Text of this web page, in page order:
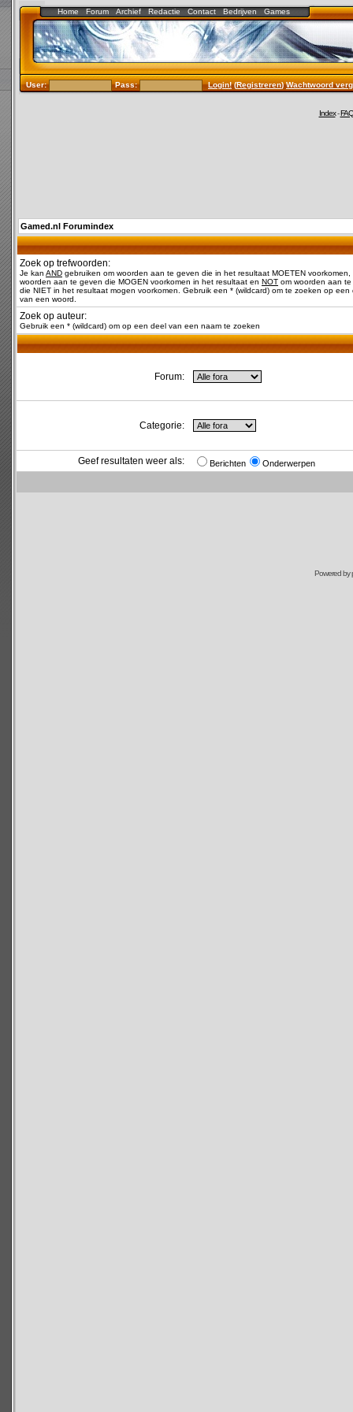
Home Forum Archief Redactie Contact Bedrijven Games
User: Pass: Login!(Registreren)Wachtwoord
Index-FAQ
Gamed.nl Forumindex
Zoek op trefwoorden:
Je kan AND gebruiken om woorden aan te geven die in het resultaat MOETEN voorkomen,
woorden aan te geven die MOGEN voorkomen in het resultaat en NOT om woorden aan
die NIET in het resultaat mogen voorkomen. Gebruik een * (wildcard) om te zoeken op een
van een woord.
Zoek op auteur:
Gebruik een * (wildcard) om op een deel van een naam te zoeken
Forum:
Categorie:
Geef resultaten weer als: Berichten Onderwerpen
Powered by